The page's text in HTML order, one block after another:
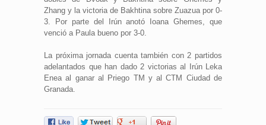
Zhang y la victoria de Bakhtina sobre Zuazua por 0-
3. Por parte del Irún anotó Ioana Ghemes, que
venció a Paula bueno por 3-0.
La próxima jornada cuenta también con 2 partidos
adelantados que han dado 2 victorias al Irún Leka
Enea al ganar al Priego TM y al CTM Ciudad de
Granada.